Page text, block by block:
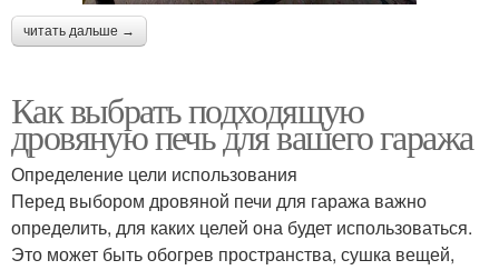
Печь из кирпича
читать дальше →
Как выбрать подходящую
дровяную печь для вашего гаража
Определение цели использования
Перед выбором дровяной печи для гаража важно
определить, для каких целей она будет использоваться.
Это может быть обогрев пространства, сушка вещей,